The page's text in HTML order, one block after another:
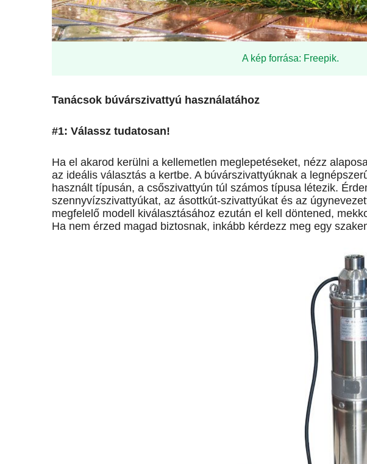
A kép forrása: Freepik.
Tanácsok búvárszivattyú használatához
#1: Válassz tudatosan!
Ha el akarod kerülni a kellemetlen meglepetéseket, nézz
az ideális választás a kertbe. A búvárszivattyúknak a
használt típusán, a csőszivattyún túl számos típusa létezik.
szennyvízszivattyúkat, az ásottkút-szivattyúkat és az
megfelelő modell kiválasztásához ezután el kell döntened,
Ha nem érzed magad biztosnak, inkább kérdezz meg egy